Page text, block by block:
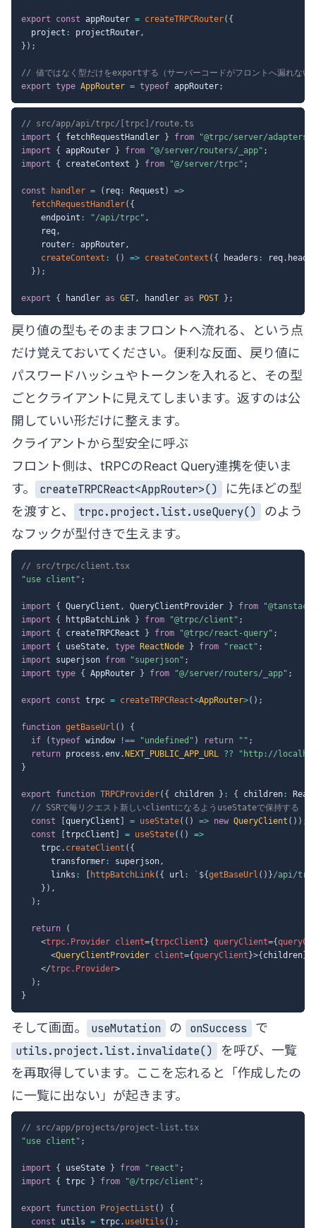
export const appRouter = createTRPCRouter( {
  project
: projectRouter,
} ) ;
// 値ではなく型だけをexportする（サーバーコードがフロントへ漏れない
export type AppRouter = typeof appRouter;
// src/app/api/trpc/[trpc]/route.ts
import
{ fetchRequestHandler } from
"@trpc/server/
import
{ appRouter } from "@/server/routers/_app" ;
import
{ createContext } from "@/server/trpc" ;
const handler = ( req : Request )
=>
fetchRequestHandler( {
    endpoint
: "/api/trpc" ,
    req
,
    router
: appRouter,
createContext : ( ) => createContext ( { headers : req.
} ) ;
export { handler as GET, handler as POST } ;
戻り値の型もそのままフロントへ流れる、という点
だけ覚えておいてください。便利な反面、戻り値に
パスワードハッシュやトークンを入れると、その型
ごとクライアントに見えてしまいます。返すのは公
開していい形だけに整えます。
クライアントから型安全に呼ぶ
フロント側は、tRPCのReact Query連携を使いま
す。
createTRPCReact<AppRouter>()
に先ほどの型
を渡すと、
trpc.project.list.useQuery()
のよう
なフックが型付きで生えます。
// src/trpc/client.tsx
"use client" ;
import { QueryClient , QueryClientProvider } from
import
{ httpBatchLink } from "@trpc/client" ;
import
{ createTRPCReact } from "@trpc/react-query" ;
import
{ useState, type ReactNode } from "react" ;
import superjson from "superjson" ;
import type { AppRouter } from "@/server/routers/_app" ;
export const trpc = createTRPCReact<AppRouter>( ) ;
function getBaseUrl ( )
{
if
(typeof window !== "undefined" ) return "" ;
return process .env. NEXT_PUBLIC_APP_URL ??
"http://
}
export function TRPCProvider( { children } : { children :
// SSRで毎リクエスト新しいclientになるようuseStateで保持する
const
queryClient = useState( ( ) => new QueryClient ( ) ) ;
const
trpcClient = useState( ( )
=>
    trpc
. createClient ( {
      transformer
: superjson,
      links
: httpBatchLink( { url : ` ${getBaseUrl ( ) }/api/
} ) ,
) ;
return
(
<trpc.Provider client={trpcClient } queryClient={
<QueryClientProvider client={queryClient }>{ children}
</trpc.Provider>
) ;
}
そして画面。 useMutation の onSuccess
で
utils.project.list.invalidate()
を呼び、一覧
を再取得しています。ここを忘れると「作成したの
に一覧に出ない」が起きます。
// src/app/projects/project-list.tsx
"use client" ;
import { useState } from "react" ;
import
{ trpc } from "@/trpc/client" ;
export function ProjectList ( )
{
const utils = trpc. useUtils ( ) ;